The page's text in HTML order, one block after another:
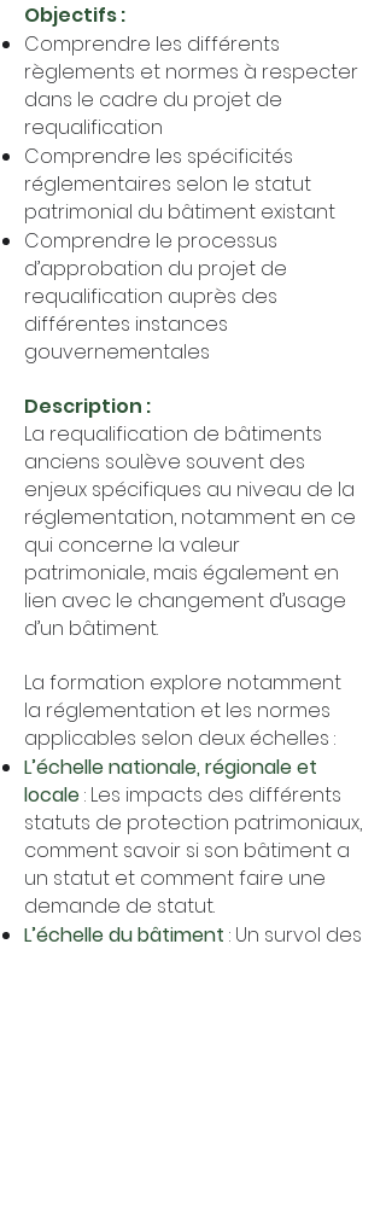
Objectifs :
Comprendre les différents
règlements et normes à respecter
dans le cadre du projet de
requalification
Comprendre les spécificités
réglementaires selon le statut
patrimonial du bâtiment existant
Comprendre le processus
d’approbation du projet de
requalification auprès des
différentes instances
gouvernementales
Description :
La requalification de bâtiments
anciens soulève souvent des
enjeux spécifiques au niveau de la
réglementation, notamment en ce
qui concerne la valeur
patrimoniale, mais également en
lien avec le changement d’usage
d’un bâtiment.
La formation explore notamment
la réglementation et les normes
applicables selon deux échelles :
L’échelle nationale, régionale et
locale: Les impacts des différents
statuts de protection patrimoniaux,
comment savoir si son bâtiment a
un statut et comment faire une
demande de statut.
L’échelle du bâtiment : Un survol des